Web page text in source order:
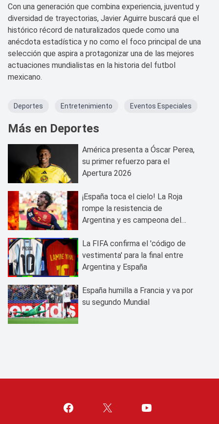
Con una generación que combina experiencia, juventud y
diversidad de trayectorias, Javier Aguirre buscará que el
histórico récord de naturalizados quede como una
anécdota estadística y no como el foco principal de una
selección que aspira a protagonizar una de las mejores
actuaciones mundialistas en la historia del futbol
mexicano.
Deportes Entretenimiento Eventos Especiales
Más en Deportes
América presenta a Óscar Perea,
su primer refuerzo para el
Apertura 2026
¡España toca el cielo! La Roja
rompe la resistencia de
Argentina y es campeona del
La FIFA confirma el 'código de
vestimenta' para la final entre
Argentina y España
España humilla a Francia y va por
su segundo Mundial